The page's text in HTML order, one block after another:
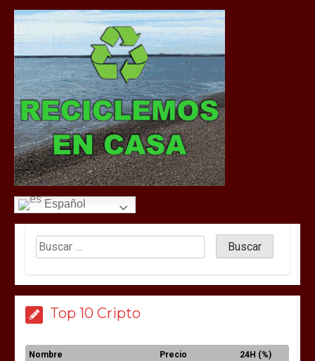
Español
Top 10 Cripto
Nombre Precio 24H (%)